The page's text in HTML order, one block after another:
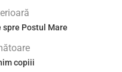
Postul Mare
copiii